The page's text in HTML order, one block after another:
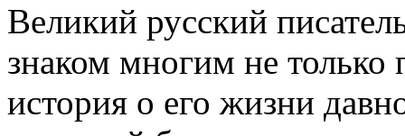
Великий русский
знаком многим не
история о его жизни